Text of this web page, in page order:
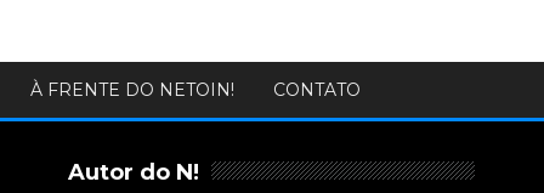
À FRENTE DO NETOIN! CONTATO
Autor do N!